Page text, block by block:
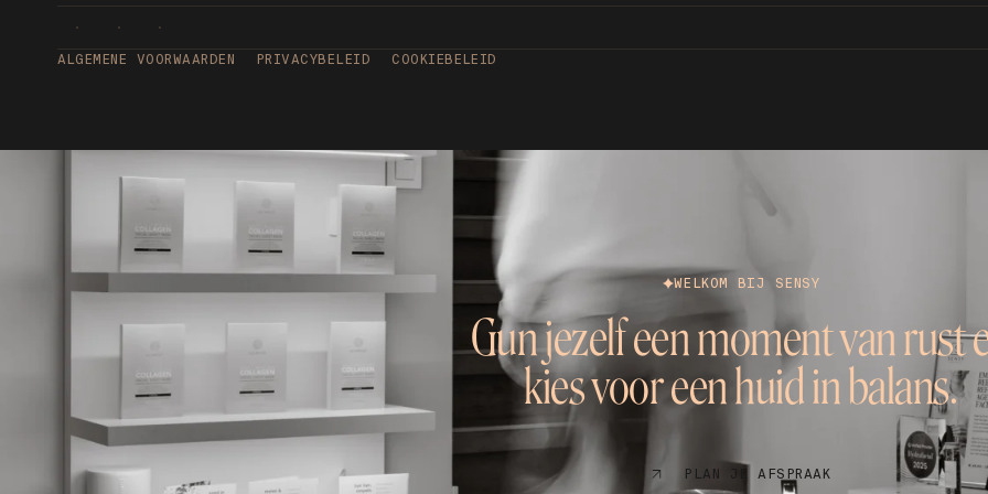
ALGEMENE VOORWAARDEN PRIVACYBELEID COOKIEBELEID
WELKOM BIJ SENSY
Gun jezelf een moment van rust
kies voor een huid in balans.
PLAN JE AFSPRAAK